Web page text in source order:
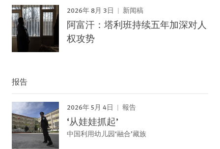
2026年 8月 3日 新闻稿
阿富汗：塔利班持续五年加深对人
权攻势
报告
2026年 5月 4日 報告
‘从娃娃抓起’
中国利用幼儿园‘融合’藏族